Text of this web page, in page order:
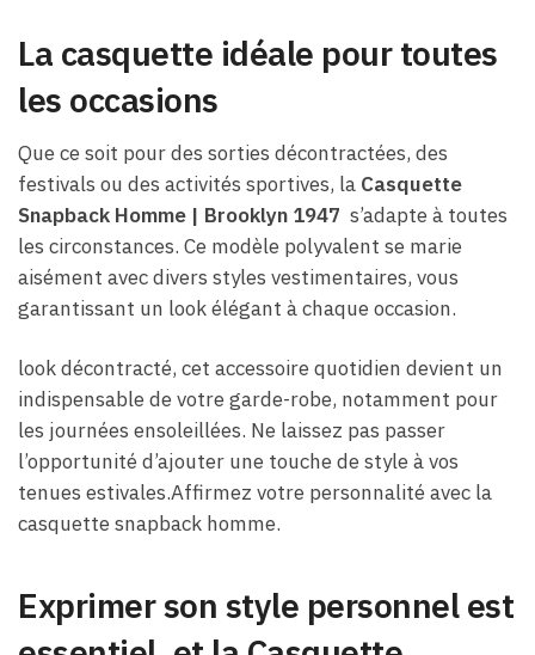
La casquette idéale pour toutes
les occasions
Que ce soit pour des sorties décontractées, des
festivals ou des activités sportives, la Casquette
Snapback Homme​ | Brooklyn 1947 s’adapte à toutes
les circonstances. Ce modèle polyvalent se marie
aisément avec divers styles vestimentaires, vous
garantissant un look élégant à chaque occasion.
look décontracté, cet accessoire quotidien devient un
indispensable de votre garde-robe, notamment pour
les journées ensoleillées. Ne laissez pas passer
l’opportunité d’ajouter une touche de style à vos
tenues estivales.Affirmez votre personnalité avec la
casquette snapback homme.
Exprimer son style personnel est